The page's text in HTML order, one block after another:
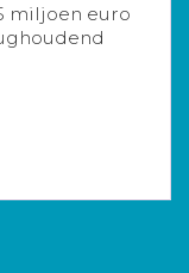
miljoen euro